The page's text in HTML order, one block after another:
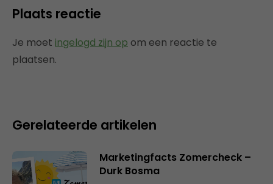
Plaats reactie
Je moet ingelogd zijn op om een reactie te
plaatsen.
Gerelateerde artikelen
Marketingfacts Zomercheck –
Durk Bosma